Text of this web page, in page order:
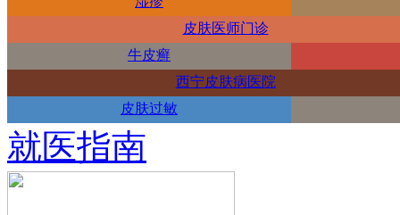
皮肤医师门诊
牛皮癣
西宁皮肤病医院
皮肤过敏
就医指南